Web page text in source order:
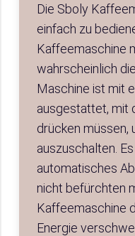
Die Sboly
einfach zu
Kaffeemaschine
wahrscheinlich
Maschine ist mit
ausgestattet, mit
drücken müssen,
auszuschalten.
automatisches
nicht befürchten
Kaffeemaschine
Energie